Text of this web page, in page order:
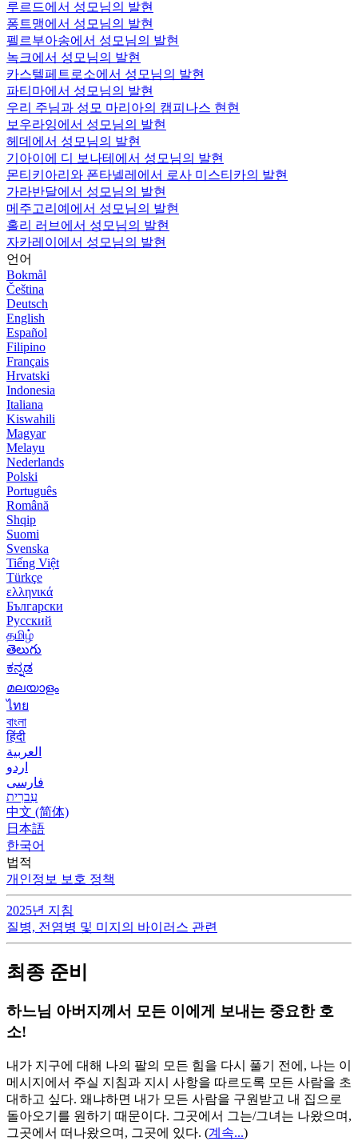
루르드에서 성모님의 발현
퐁트맹에서 성모님의 발현
펠르부아송에서 성모님의 발현
녹크에서 성모님의 발현
카스텔페트로소에서 성모님의 발현
파티마에서 성모님의 발현
우리 주님과 성모 마리아의 캠피나스 현현
보우라잉에서 성모님의 발현
헤데에서 성모님의 발현
기아이에 디 보나테에서 성모님의 발현
몬티키아리와 폰타넬레에서 로사 미스티카의 발현
가라반달에서 성모님의 발현
메주고리예에서 성모님의 발현
홀리 러브에서 성모님의 발현
자카레이에서 성모님의 발현
언어
Bokmål
Čeština
Deutsch
English
Español
Filipino
Français
Hrvatski
Indonesia
Italiana
Kiswahili
Magyar
Melayu
Nederlands
Polski
Português
Română
Shqip
Suomi
Svenska
Tiếng Việt
Türkçe
ελληνικά
Български
Русский
தமிழ்
తెలుగు
ಕನ್ನಡ
മലയാളം
ไทย
বাংলা
हिंदी
العربية
اردو
فارسی
עִברִית
中文 (简体)
日本語
한국어
법적
개인정보 보호 정책
2025년 지침
질병, 전염병 및 미지의 바이러스 관련
최종 준비
하느님 아버지께서 모든 이에게 보내는 중요한 호
소!
내가 지구에 대해 나의 팔의 모든 힘을 다시 풀기 전에, 나는 이
메시지에서 주실 지침과 지시 사항을 따르도록 모든 사람을 초
대하고 싶다. 왜냐하면 내가 모든 사람을 구원받고 내 집으로
돌아오기를 원하기 때문이다. 그곳에서 그는/그녀는 나왔으며,
그곳에서 떠나왔으며, 그곳에 있다. (계속...)